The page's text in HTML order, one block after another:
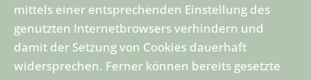
mittels einer entsprechenden Einstellung des
genutzten Internetbrowsers verhindern und
damit der Setzung von Cookies dauerhaft
widersprechen. Ferner können bereits gesetzte